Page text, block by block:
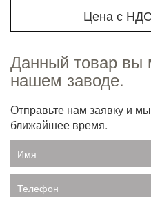
Цена с
Данный товар вы
нашем заводе.
Отправьте нам заявку и
ближайшее время.
Имя
Телефон